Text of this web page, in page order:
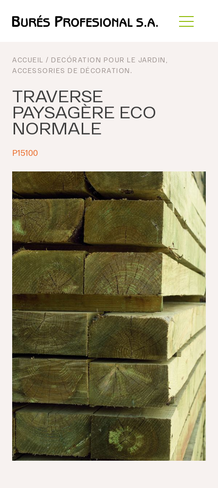
ACCUEIL / DECÓRATION POUR LE JARDIN
ACCESSORIES DE DÉCORATION .
TRAVERSE
PAYSAGÈRE ECO
NORMALE
P15100